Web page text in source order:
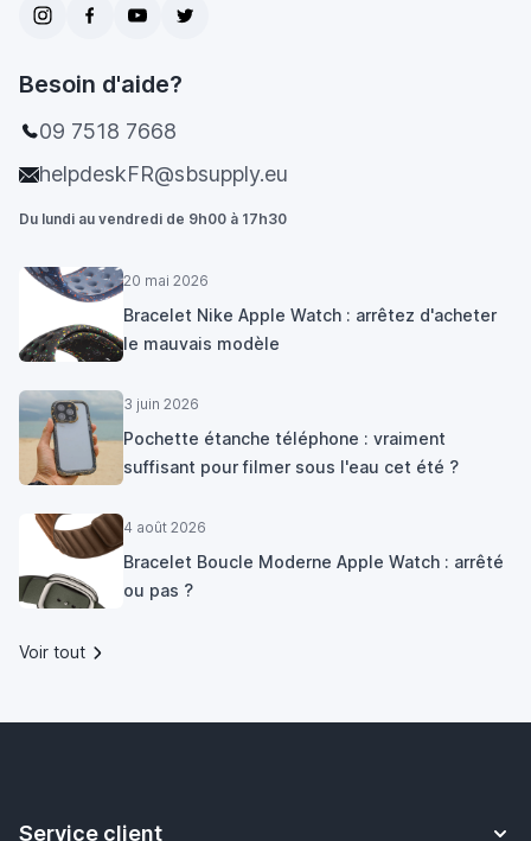
Besoin d'aide?
09 7518 7668
helpdeskFR@sbsupply.eu
Du lundi au vendredi de 9h00 à 17h30
20 mai 2026
Bracelet Nike Apple Watch : arrêtez d'acheter
le mauvais modèle
3 juin 2026
Pochette étanche téléphone : vraiment
suffisant pour filmer sous l'eau cet été ?
4 août 2026
Bracelet Boucle Moderne Apple Watch : arrêté
ou pas ?
Voir tout
Service client